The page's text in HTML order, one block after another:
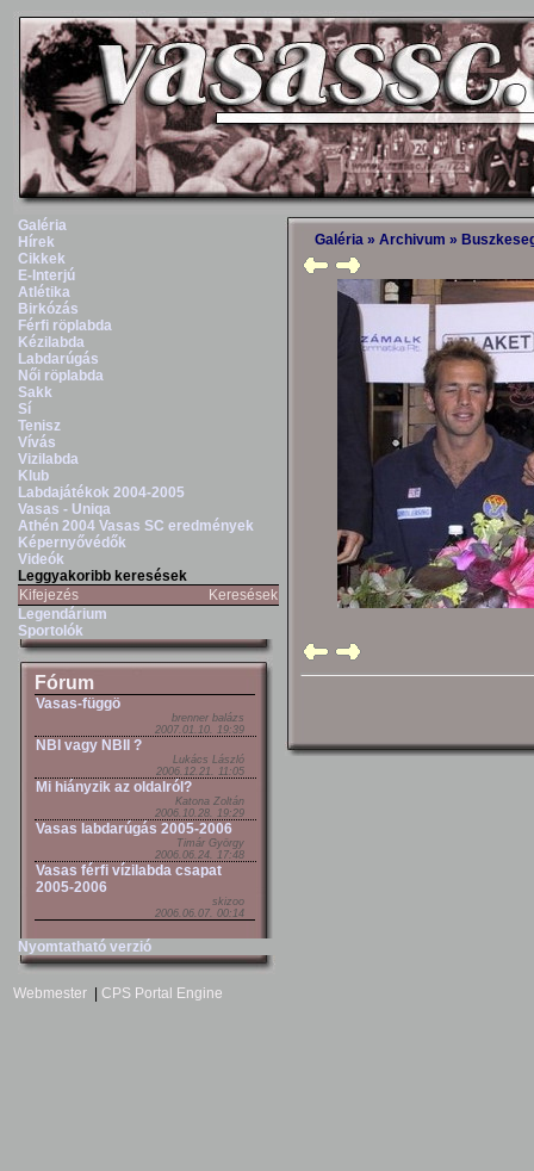
Galéria
Hírek
Cikkek
E-Interjú
Atlétika
Birkózás
Férfi röplabda
Kézilabda
Labdarúgás
Női röplabda
Sakk
Sí
Tenisz
Vívás
Vizilabda
Klub
Labdajátékok 2004-2005
Vasas - Uniqa
Athén 2004 Vasas SC eredmények
Képernyővédők
Videók
Leggyakoribb keresések
Kifejezés
Keresések
Legendárium
Sportolók
Fórum
Vasas-függö
brenner balázs
2007.01.10. 19:39
NBI vagy NBII ?
Lukács László
2006.12.21. 11:05
Mi hiányzik az oldalról?
Katona Zoltán
2006.10.28. 19:29
Vasas labdarúgás 2005-2006
Timár György
2006.06.24. 17:48
Vasas férfi vízilabda csapat
2005-2006
skizoo
2006.06.07. 00:14
Nyomtatható verzió
Galéria » Archivum »
Webmester CPS Portal Engine